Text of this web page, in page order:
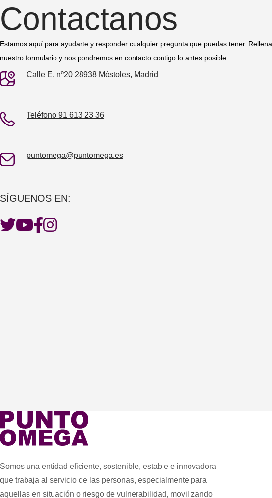
Contactanos
Estamos aquí para ayudarte y responder cualquier pregunta que puedas tener. Rellena
nuestro formulario y nos pondremos en contacto contigo lo antes posible.
Calle E, nº20 28938 Móstoles, Madrid
Teléfono 91 613 23 36
puntomega@puntomega.es
SÍGUENOS EN:
Somos una entidad eficiente, sostenible, estable e innovadora
que trabaja al servicio de las personas, especialmente para
aquellas en situación o riesgo de vulnerabilidad, movilizando